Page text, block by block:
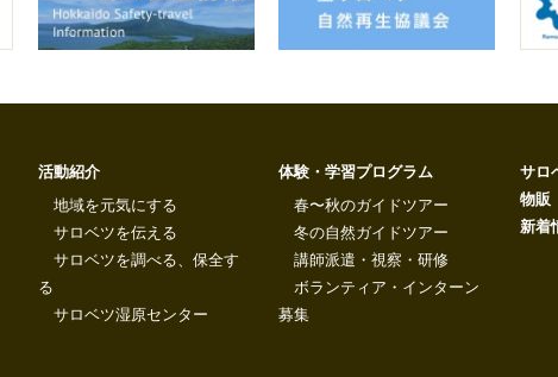
活動紹介
地域を元気にする
サロベツを伝える
サロベツを調べる、保全す
る
サロベツ湿原センター
体験・学習プログラム
春〜秋のガイドツアー
冬の自然ガイドツアー
講師派遣・視察・研修
ボランティア・インターン
募集
サロ
物販
新着